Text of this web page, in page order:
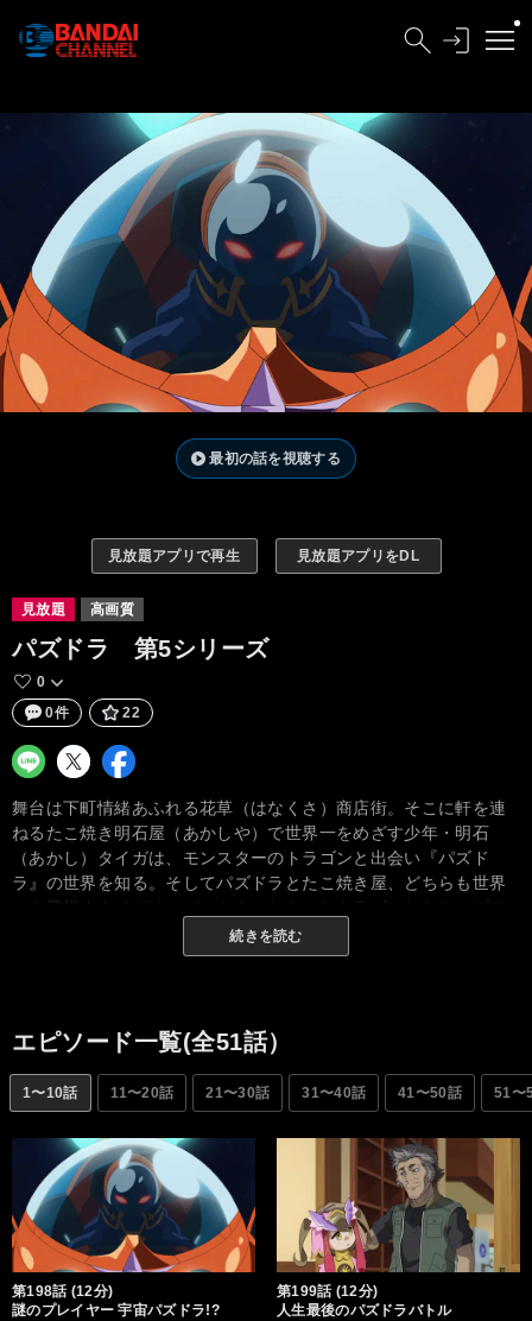
最初の話を視聴する
見放題アプリで再生 見放題アプリをDL
見放題 高画質
パズドラ 第5シリーズ
0
0件
22
舞台は下町情緒あふれる花草（はなくさ）商店街。そこに軒を連
ねるたこ焼き明石屋（あかしや）で世界一をめざす少年・明石
（あかし）タイガは、モンスターのトラゴンと出会い『パズド
ラ』の世界を知る。そしてパズドラとたこ焼き屋、どちらも世界
一を目指すタイガは、パートナーとなったトラゴンとともにプロ
ゲーマーの世界へと足を踏み入れ、ついにはパズドラプロリーグ
で優勝を果たし、史上最年少で『キング・オブ・パズドラ』の称
ドラ部の仲間たちやライバル、商店街の面々といった魅力溢れる
キャラクターたちが巻き起こすトラブルばかり。さらに今度はモ
ンスターたちも暴れまくり!? 花草商店街は今日も大騒ぎ！
続きを読む
エピソード一覧(全51話）
1〜10話 11〜20話 21〜30話 31〜40話 41〜50話 51〜
第198話 (12分)
謎のプレイヤー 宇宙パズドラ!?
第199話 (12分)
人生最後のパズドラバトル